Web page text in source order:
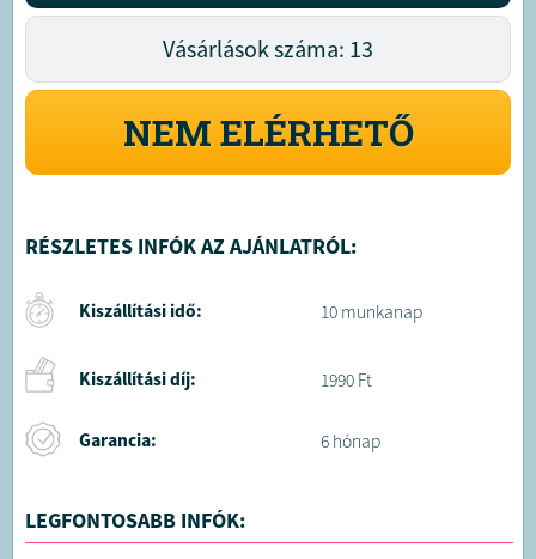
Vásárlások száma: 13
NEM ELÉRHETŐ
RÉSZLETES INFÓK AZ AJÁNLATRÓL:
Kiszállítási idő: 10 munkanap
Kiszállítási díj: 1990 Ft
Garancia: 6 hónap
LEGFONTOSABB INFÓK: